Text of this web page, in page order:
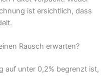
ist ersichtlich, dass
Rausch erwarten?
auf unter 0,2% begrenzt ist,